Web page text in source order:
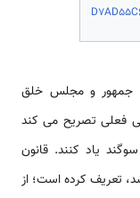
جمهور و مجلس خلق
1973، قانون اساسی فعلی تصریح می کند
یاد کنند. قانون
تعریف کرده ‌‌‌‌‌‌‌است؛ از